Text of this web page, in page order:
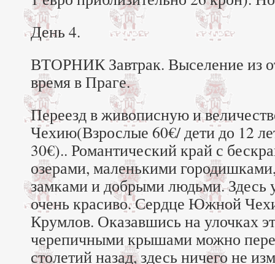
День 4.
ВТОРНИК Завтрак. Выселение из
время в Праге.
Переезд в живописную и
Чехию(Взрослые 60€/ дети до 12
30€).. Романтический край с
озерами, маленькими
замками и добрыми людьми. Здесь
очень красиво. Сердце Южной
Крумлов. Оказавшись на улочках
черепичными крышами можно
столетий назад, здесь ничего не